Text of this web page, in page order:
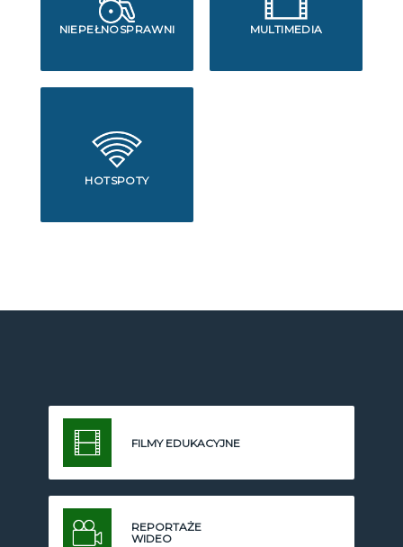
NIEPEŁNOSPRAWNI MULTIMEDIA
HOTSPOTY
FILMY EDUKACYJNE
REPORTAŻE
WIDEO